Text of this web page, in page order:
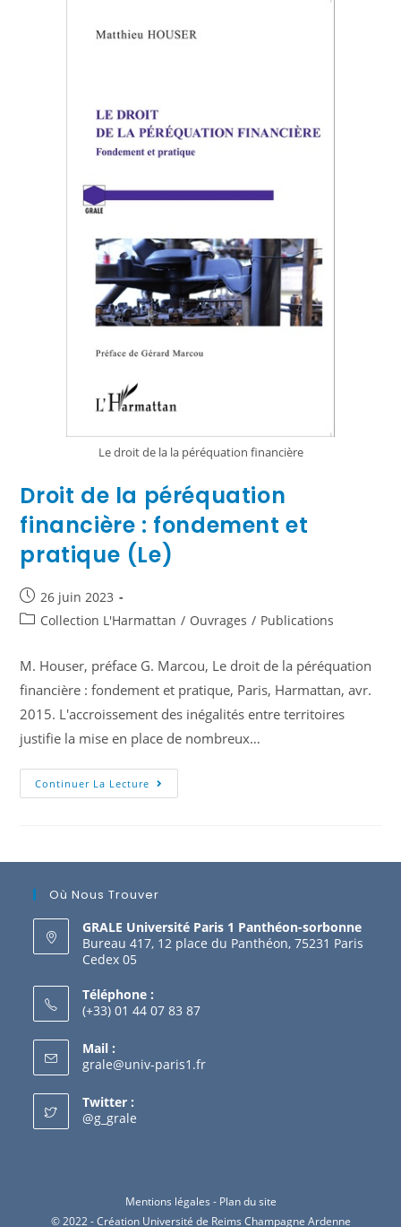
Le droit de la la péréquation financière
Droit de la péréquation
financière : fondement et
pratique (Le)
26 juin 2023
Collection L'Harmattan / Ouvrages / Publications
M. Houser, préface G. Marcou, Le droit de la péréquation
financière : fondement et pratique, Paris, Harmattan, avr.
2015. L'accroissement des inégalités entre territoires
justifie la mise en place de nombreux…
Continuer La Lecture
Où Nous Trouver
GRALE Université Paris 1 Panthéon-sorbonne
Bureau 417, 12 place du Panthéon, 75231 Paris
Cedex 05
Téléphone :
(+33) 01 44 07 83 87
Mail :
grale@univ-paris1.fr
Twitter :
@g_grale
Mentions légales - Plan du site
© 2022 - Création Université de Reims Champagne Ardenne